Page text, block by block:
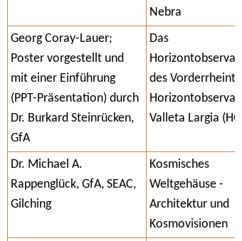
Nebra
Georg Coray-Lauer;
Poster vorgestellt und
mit einer Einführung
(PPT-Präsentation) durch
Dr. Burkard Steinrücken,
GfA
Das
des
Valleta Largia
Dr. Michael A.
Rappenglück, GfA, SEAC,
Gilching
Kosmisches
Weltgehäuse -
Architektur und
Kosmovisionen